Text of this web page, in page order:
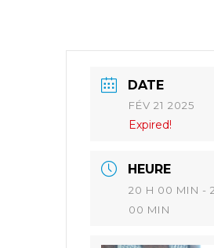
DATE
FÉV 21 2025
Expired!
HEURE
20 H 00 MIN -
00 MIN